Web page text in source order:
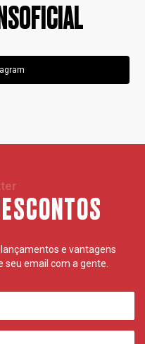
e vantagens
seu email com a gente.